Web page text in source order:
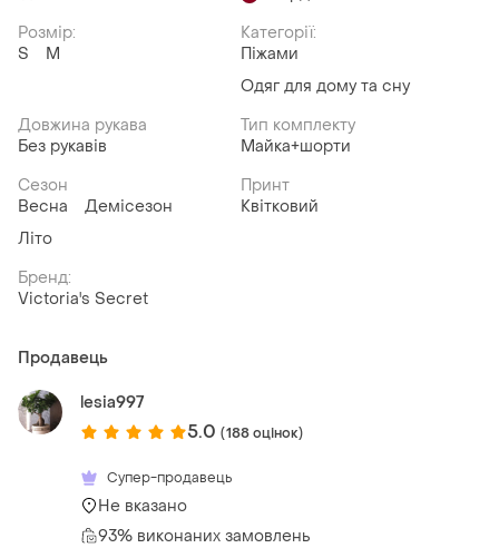
Розмір:
S
M
Категорії:
Піжами
Одяг для дому та сну
Довжина рукава
Без рукавів
Тип комплекту
Майка+шорти
Сезон
Весна
Демісезон
Літо
Принт
Квітковий
Бренд:
Victoria's Secret
Продавець
lesia997
5.0 (188 оцінок)
Супер-продавець
Не вказано
93% виконаних замовлень